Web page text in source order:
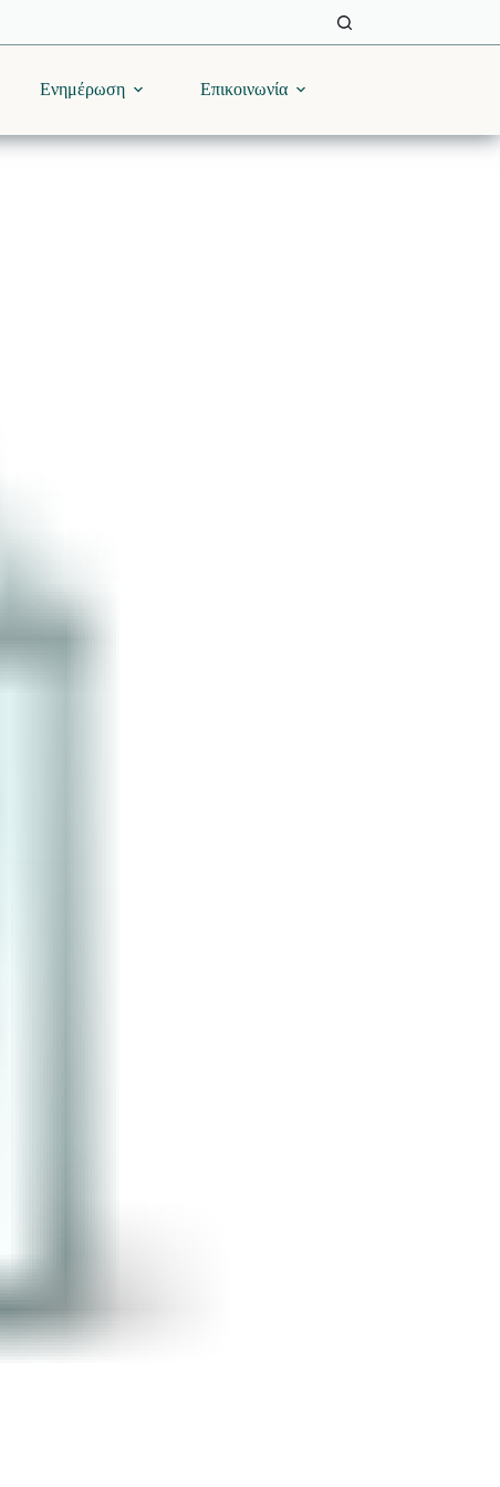
Ενημέρωση Επικοινωνία